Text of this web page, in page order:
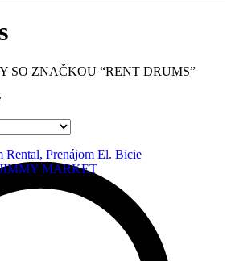
SO ZNAČKOU “RENT DRUMS”